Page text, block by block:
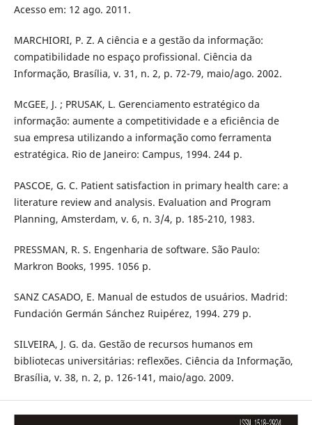
Acesso em: 12 ago. 2011.
MARCHIORI, P. Z. A ciência e a gestão da informação:
compatibilidade no espaço profissional. Ciência da
Informação, Brasília, v. 31, n. 2, p. 72-79, maio/ago. 2002.
McGEE, J. ; PRUSAK, L. Gerenciamento estratégico da
informação: aumente a competitividade e a eficiência de
sua empresa utilizando a informação como ferramenta
estratégica. Rio de Janeiro: Campus, 1994. 244 p.
PASCOE, G. C. Patient satisfaction in primary health care: a
literature review and analysis. Evaluation and Program
Planning, Amsterdam, v. 6, n. 3/4, p. 185-210, 1983.
PRESSMAN, R. S. Engenharia de software. São Paulo:
Markron Books, 1995. 1056 p.
SANZ CASADO, E. Manual de estudos de usuários. Madrid:
Fundación Germán Sánchez Ruipérez, 1994. 279 p.
SILVEIRA, J. G. da. Gestão de recursos humanos em
bibliotecas universitárias: reflexões. Ciência da Informação,
Brasília, v. 38, n. 2, p. 126-141, maio/ago. 2009.